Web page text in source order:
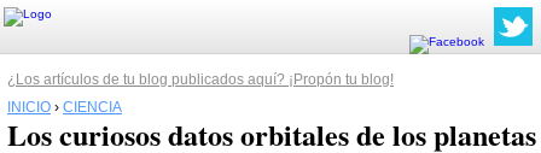
¿Los artículos de tu blog publicados aquí? ¡Propón tu blog!
INICIO › CIENCIA
Los curiosos datos orbitales de los planetas